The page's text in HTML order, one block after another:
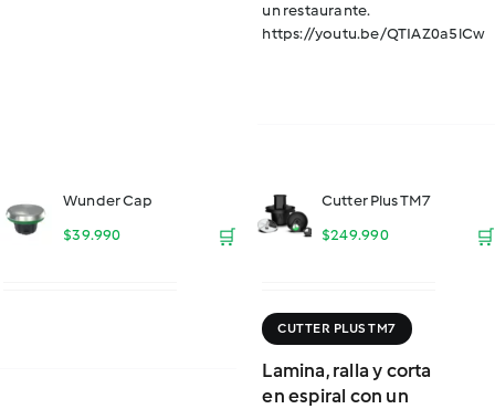
un restaurante.
https://youtu.be/QTIAZ0a5lCw
Wunder Cap
$39.990 🛒
Cutter Plus TM7
$249.990 🛒
CUTTER PLUS TM7
Lamina, ralla y corta
en espiral con un